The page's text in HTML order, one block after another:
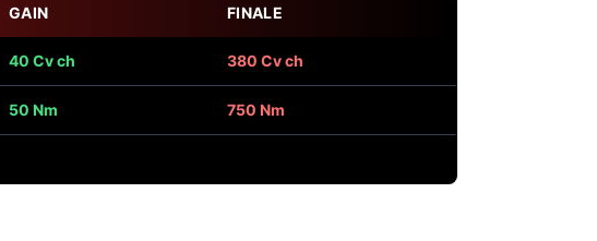
GAIN FINALE
40 Cv ch 380 Cv ch
50 Nm 750 Nm